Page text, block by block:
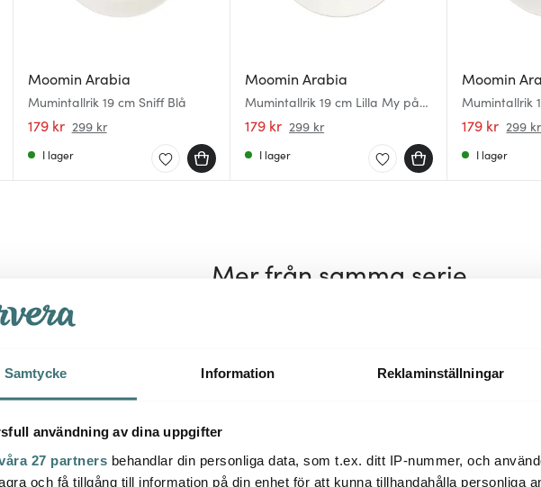
Samtycke Information Reklaminställningar
användning av dina uppgifter
27 partners behandlar din personliga data, som t.ex. ditt IP-nummer, och
och få tillgång till information på din enhet för att kunna tillhandahålla personliga
Moomin Arabia
Mumintallrik 19 cm Sniff Blå
179 kr 299 kr
I lager
Moomin Arabia
Mumintallrik 19 cm Lilla My på
Ängen
179 kr 299 kr
I lager
Moomin
Mumintallrik
179 kr 299 kr
I lager
Mer från samma serie